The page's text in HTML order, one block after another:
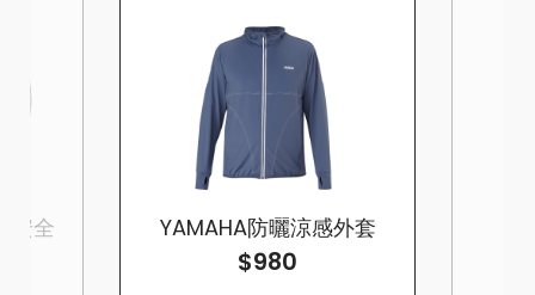
安全 YAMAHA防曬涼感外套
$980